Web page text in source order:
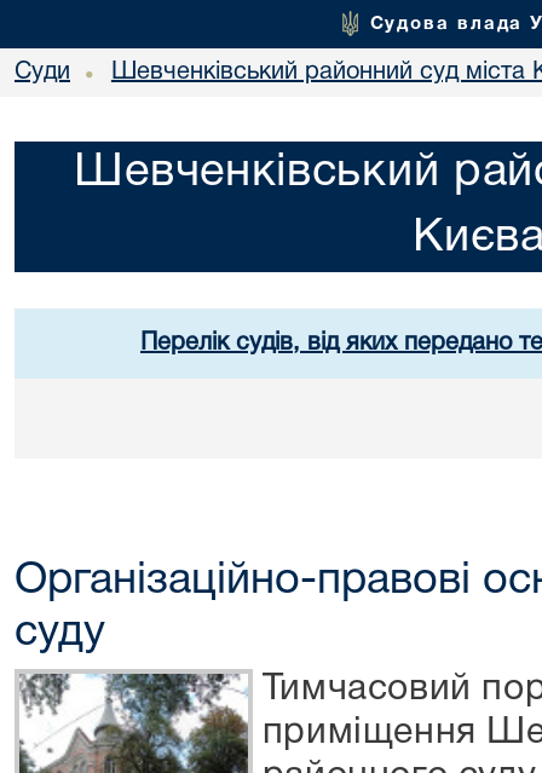
Судова влада
Суди • Шевченківський районний суд міста
Шевченківський
Перелік судів, від яких передано
Організаційно-правові
суду
Тимчасовий
приміщення